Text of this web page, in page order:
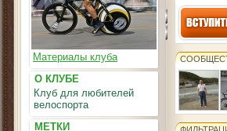
Материалы клуба
О КЛУБЕ
Клуб для любителей
велоспорта
МЕТКИ